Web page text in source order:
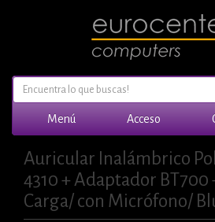
Menú Acceso
Auricular Inalámbrico
4310 + Adaptador BT700
Carga/ con Micrófono/